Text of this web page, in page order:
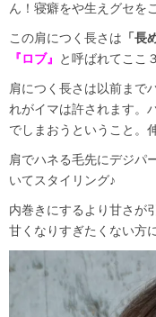
ん！寝癖をや生えグセを
この肩につく長さは 「長
『ロブ』 と呼ばれてここ
肩につく長さは以前まで
れがイマは許されます。
でしまおうということ。
肩でハネる毛先にデジパ
いてスタイリング♪
内巻きにするより甘さが
甘くなりすぎたくない方